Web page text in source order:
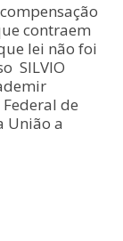
contraem
lei não foi
SILVIO
de
União a